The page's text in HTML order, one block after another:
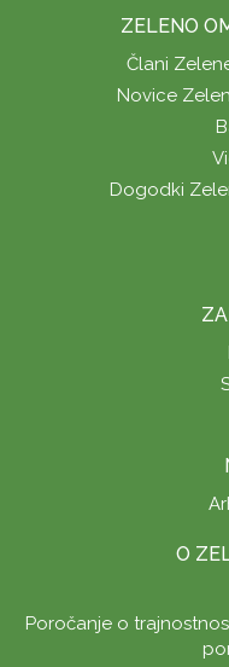
ZELENO
Člani
Novice
Dogodki
O
Poročanje o